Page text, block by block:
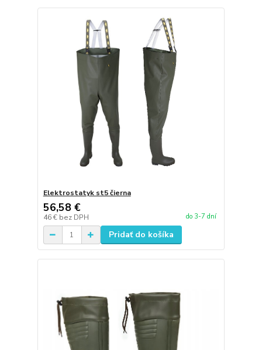
Elektrostatyk st5 čierna
56,58 €
46 € bez DPH do 3-7 dní
Pridať do košíka